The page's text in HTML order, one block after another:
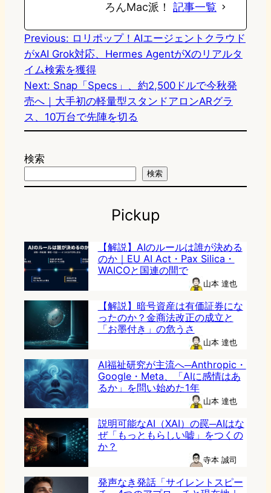
ろんMac派！ 記事一覧
Previous: ロリポップ！AIエージェントクラウド
がxAI Grok対応、Hermes AgentがXのリアルタ
イム検索を獲得
Next: Snap「Specs」、約2,500ドルで今秋発
売へ｜大手初の軽量型スタンドアロンARグラ
ス、10万台で先陣を切る
検索
検索
Pickup
【解説】AIのルールは誰が決める
のか｜EU AI Act・Pax Silica・
WAICOと国連の間で
山本 達也
【解説】暗号資産は有価証券にな
ったのか？金商法改正の成立と
「お墨付き」の危うさ
山本 達也
AI福祉研究が主流へ─Anthropic・
Google・Meta、「AIに感情はあ
るか」を問い始めた1年
山本 達也
説明可能なAI（XAI）の罠─AIはな
ぜ「もっともらしい嘘」をつくの
か？
寺本 誠司
発声なき発話「サイレントスピー